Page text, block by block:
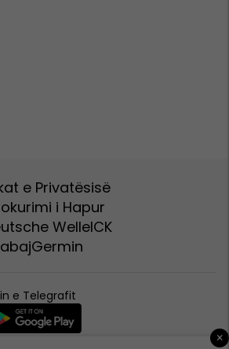
e Privatësisë
i Hapur
WelleICK
Germin
e Telegrafit
×